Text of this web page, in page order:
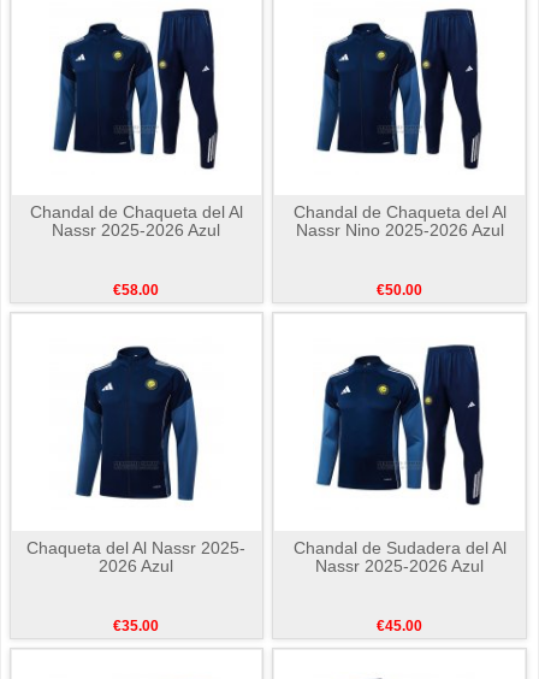
Chandal de Chaqueta del Al
Nassr 2025-2026 Azul
€58.00
Chandal de Chaqueta del Al
Nassr Nino 2025-2026 Azul
€50.00
Chaqueta del Al Nassr 2025-
2026 Azul
€35.00
Chandal de Sudadera del Al
Nassr 2025-2026 Azul
€45.00